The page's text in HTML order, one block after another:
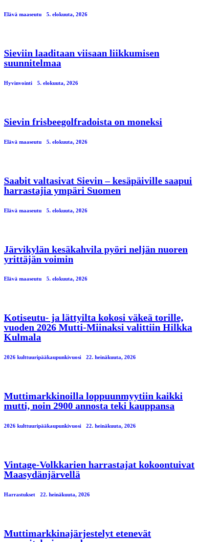
Elävä maaseutu 5. elokuuta, 2026
Sieviin laaditaan viisaan liikkumisen
suunnitelmaa
Hyvinvointi 5. elokuuta, 2026
Sievin frisbeegolfradoista on moneksi
Elävä maaseutu 5. elokuuta, 2026
Saabit valtasivat Sievin – kesäpäiville saapui
harrastajia ympäri Suomen
Elävä maaseutu 5. elokuuta, 2026
Järvikylän kesäkahvila pyöri neljän nuoren
yrittäjän voimin
Elävä maaseutu 5. elokuuta, 2026
Kotiseutu- ja lättyilta kokosi väkeä torille,
vuoden 2026 Mutti-Miinaksi valittiin Hilkka
Kulmala
2026 kulttuuripääkaupunkivuosi 22. heinäkuuta, 2026
Muttimarkkinoilla loppuunmyytiin kaikki
mutti, noin 2900 annosta teki kauppansa
2026 kulttuuripääkaupunkivuosi 22. heinäkuuta, 2026
Vintage-Volkkarien harrastajat kokoontuivat
Maasydänjärvellä
Harrastukset 22. heinäkuuta, 2026
Muttimarkkinajärjestelyt etenevät